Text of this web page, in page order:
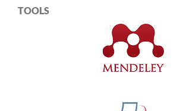
TOOLS